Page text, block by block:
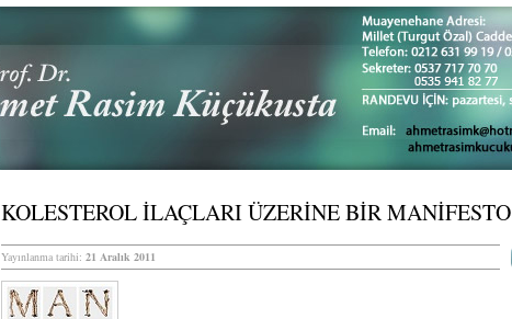
KOLESTEROL İLAÇLARI ÜZERİNE BİR MANİFESTO
Yayınlanma tarihi: 21 Aralık 2011